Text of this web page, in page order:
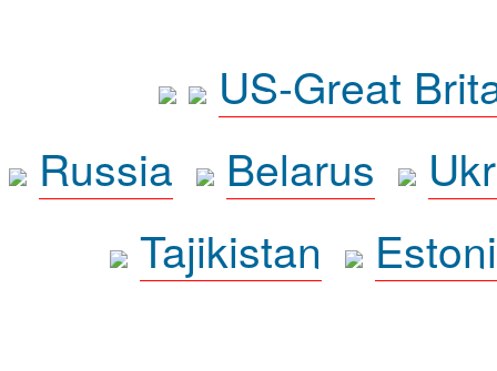
US-Great
Russia
Belarus
Tajikistan